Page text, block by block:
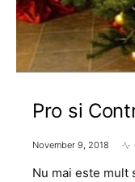
Pro si
November 9, 2018
Nu mai este mult